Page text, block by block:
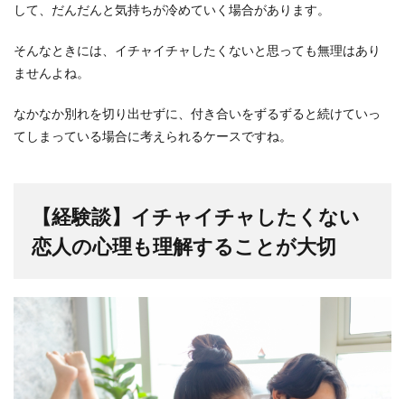
して、だんだんと気持ちが冷めていく場合があります。
そんなときには、イチャイチャしたくないと思っても無理はあり
ませんよね。
なかなか別れを切り出せずに、付き合いをずるずると続けていっ
てしまっている場合に考えられるケースですね。
【経験談】イチャイチャしたくない
恋人の心理も理解することが大切